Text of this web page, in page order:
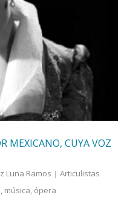
MEXICANO, CUYA VOZ
Luna Ramos
Articulistas
, música, ópera